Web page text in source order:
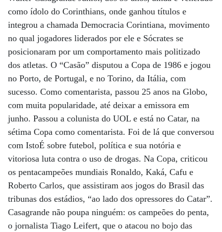
como ídolo do Corinthians, onde ganhou títulos e
integrou a chamada Democracia Corintiana, movimento
no qual jogadores liderados por ele e Sócrates se
posicionaram por um comportamento mais politizado
dos atletas. O “Casão” disputou a Copa de 1986 e jogou
no Porto, de Portugal, e no Torino, da Itália, com
sucesso. Como comentarista, passou 25 anos na Globo,
com muita popularidade, até deixar a emissora em
junho. Passou a colunista do UOL e está no Catar, na
sétima Copa como comentarista. Foi de lá que conversou
com IstoÉ sobre futebol, política e sua notória e
vitoriosa luta contra o uso de drogas. Na Copa, criticou
os pentacampeões mundiais Ronaldo, Kaká, Cafu e
Roberto Carlos, que assistiram aos jogos do Brasil das
tribunas dos estádios, “ao lado dos opressores do Catar”.
Casagrande não poupa ninguém: os campeões do penta,
o jornalista Tiago Leifert, que o atacou no bojo das